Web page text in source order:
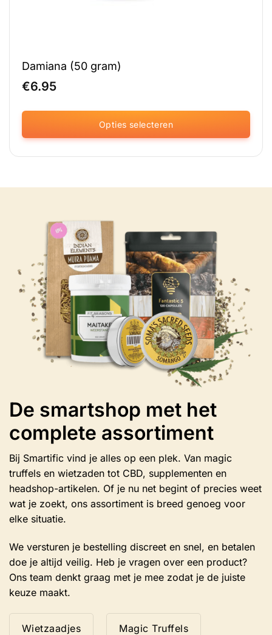
Damiana (50 gram)
€6.95
Opties selecteren
Dit
product
worden
op
de
productpagina
De smartshop met het
complete assortiment
Bij Smartific vind je alles op een plek. Van magic
truffels en wietzaden tot CBD, supplementen en
headshop-artikelen. Of je nu net begint of precies weet
wat je zoekt, ons assortiment is breed genoeg voor
elke situatie.
We versturen je bestelling discreet en snel, en betalen
doe je altijd veilig. Heb je vragen over een product?
Ons team denkt graag met je mee zodat je de juiste
keuze maakt.
Wietzaadjes Magic Truffels